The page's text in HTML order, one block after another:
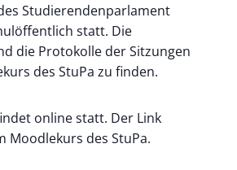
Studierendenparlament
statt. Die
die Protokolle der Sitzungen
des StuPa zu finden.
online statt. Der Link
Moodlekurs des StuPa.